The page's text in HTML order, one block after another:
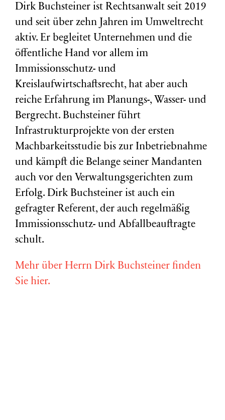
Dirk Buchsteiner ist Rechtsanwalt seit 2019
und seit über zehn Jahren im Umweltrecht
aktiv. Er begleitet Unternehmen und die
öffentliche Hand vor allem im
Immissionsschutz- und
Kreislaufwirtschaftsrecht, hat aber auch
reiche Erfahrung im Planungs-, Wasser- und
Bergrecht. Buchsteiner führt
Infrastrukturprojekte von der ersten
Machbarkeitsstudie bis zur Inbetriebnahme
und kämpft die Belange seiner Mandanten
auch vor den Verwaltungsgerichten zum
Erfolg. Dirk Buchsteiner ist auch ein
gefragter Referent, der auch regelmäßig
Immissionsschutz- und Abfallbeauftragte
schult.
Mehr über Herrn Dirk Buchsteiner finden
Sie hier.